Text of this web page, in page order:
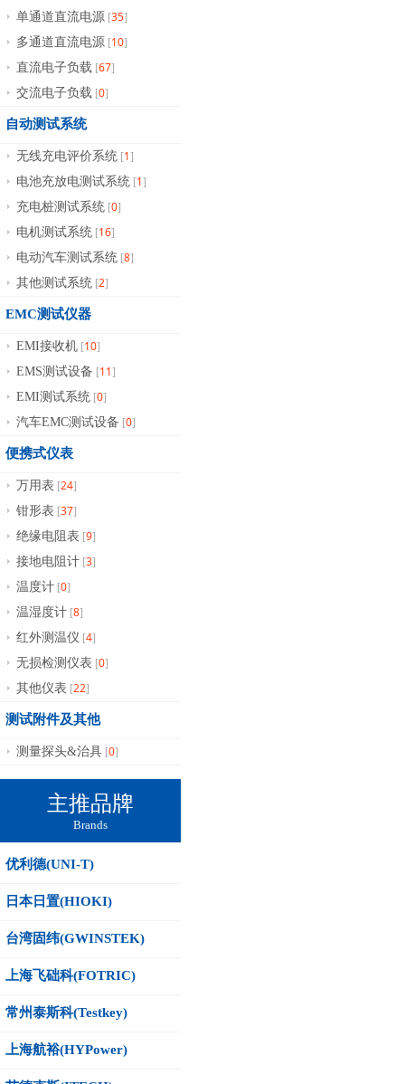
单通道直流电源 [35]
多通道直流电源 [10]
直流电子负载 [67]
交流电子负载 [0]
自动测试系统
无线充电评价系统 [1]
电池充放电测试系统 [1]
充电桩测试系统 [0]
电机测试系统 [16]
电动汽车测试系统 [8]
其他测试系统 [2]
EMC测试仪器
EMI接收机 [10]
EMS测试设备 [11]
EMI测试系统 [0]
汽车EMC测试设备 [0]
便携式仪表
万用表 [24]
钳形表 [37]
绝缘电阻表 [9]
接地电阻计 [3]
温度计 [0]
温湿度计 [8]
红外测温仪 [4]
无损检测仪表 [0]
其他仪表 [22]
测试附件及其他
测量探头&治具 [0]
主推品牌
Brands
优利德(UNI-T)
日本日置(HIOKI)
台湾固纬(GWINSTEK)
上海飞础科(FOTRIC)
常州泰斯科(Testkey)
上海航裕(HYPower)